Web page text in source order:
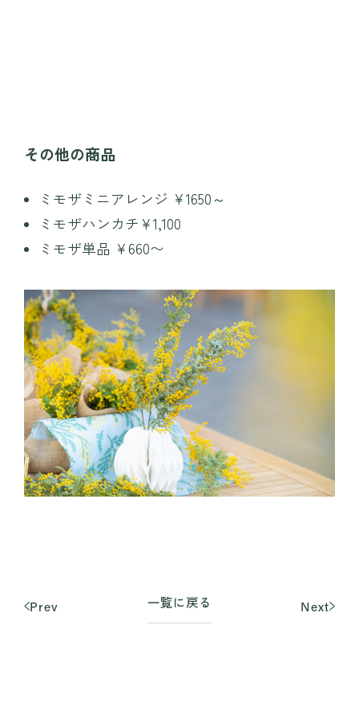
その他の商品
ミモザミニアレンジ ¥1650～
ミモザハンカチ¥1,100
ミモザ単品 ¥660〜
Prev 一覧に戻る Next